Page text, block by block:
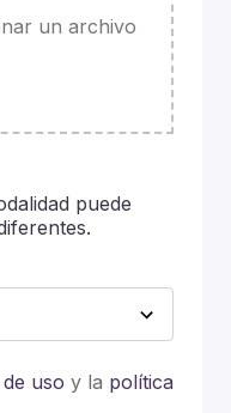
un archivo
puede
uso y la política